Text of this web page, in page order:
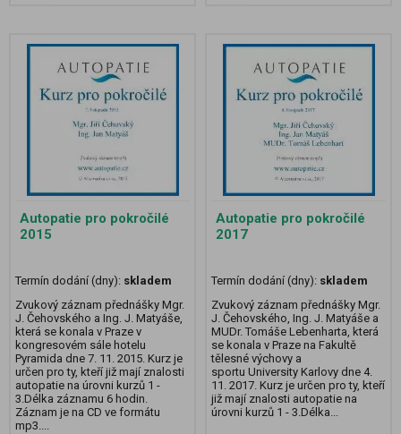
Autopatie pro pokročilé
2015
Termín dodání (dny): skladem
Zvukový záznam přednášky Mgr.
J. Čehovského a Ing. J. Matyáše,
která se konala v Praze v
kongresovém sále hotelu
Pyramida dne 7. 11. 2015. Kurz je
určen pro ty, kteří již mají znalosti
autopatie na úrovni kurzů 1 -
3.Délka záznamu 6 hodin.
Záznam je na CD ve formátu
mp3....
Autopatie pro pokročilé
2017
Termín dodání (dny): skladem
Zvukový záznam přednášky Mgr.
J. Čehovského, Ing. J. Matyáše a
MUDr. Tomáše Lebenharta, která
se konala v Praze na Fakultě
tělesné výchovy a
sportu University Karlovy dne 4.
11. 2017. Kurz je určen pro ty, kteří
již mají znalosti autopatie na
úrovni kurzů 1 - 3.Délka...